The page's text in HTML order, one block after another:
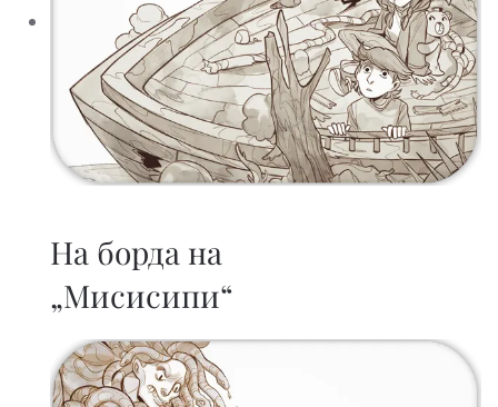
На борда на
„Мисисипи“